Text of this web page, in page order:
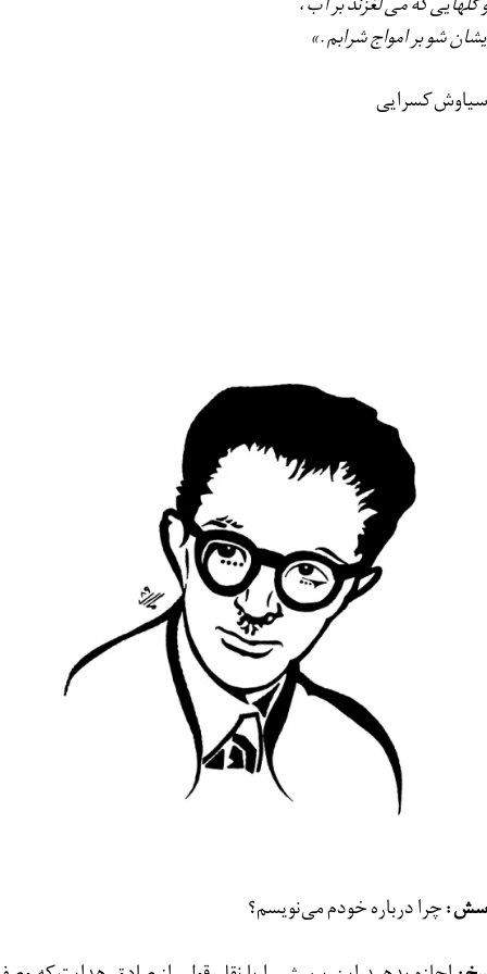
شو بر امواج شرابم.»
کسرایی
چرا درباره خودم می‌نويسم؟